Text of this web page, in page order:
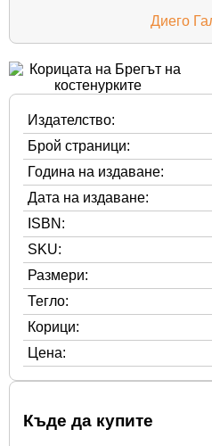
Диего
Издателство:
Брой страници:
Година на издаване:
Дата на издаване:
ISBN:
SKU:
Размери:
Тегло:
Корици:
Цена:
Къде да купите